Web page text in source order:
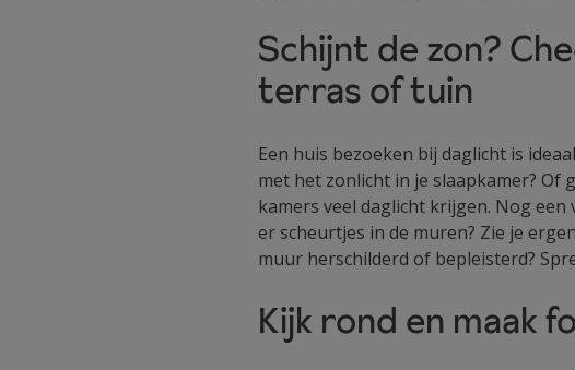
Schijnt de zon?
terras of tuin
Een huis bezoeken bij daglicht is
met het zonlicht in je slaapkamer? Of
kamers veel daglicht krijgen. Nog
er scheurtjes in de muren? Zie je
muur herschilderd of bepleisterd?
Kijk rond en maak